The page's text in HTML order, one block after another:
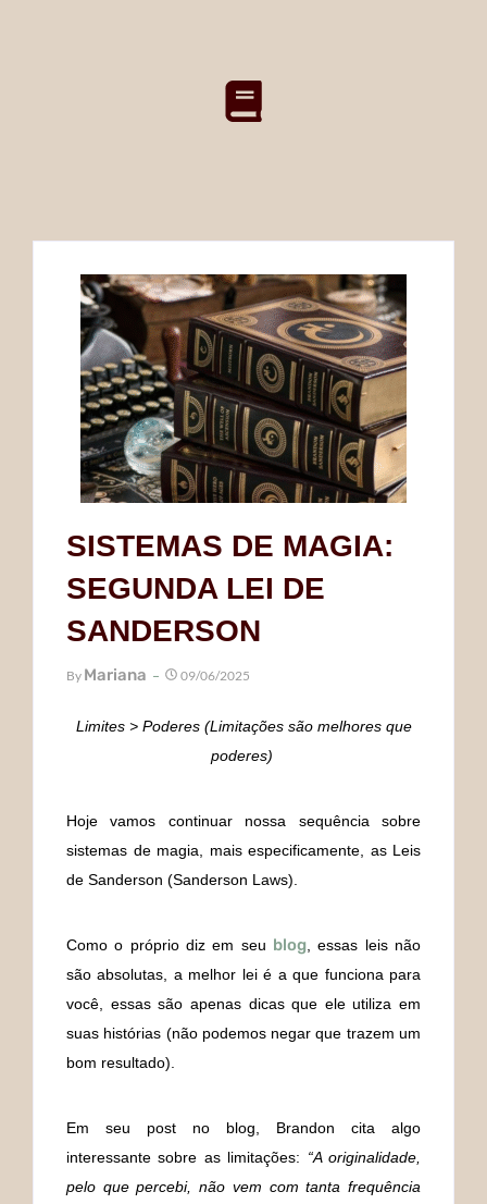
SISTEMAS DE MAGIA:
SEGUNDA LEI DE
SANDERSON
By Mariana 09/06/2025
Limites > Poderes (Limitações são melhores que
poderes)
Hoje vamos continuar nossa sequência sobre
sistemas de magia, mais especificamente, as Leis
de Sanderson (Sanderson Laws).
Como o próprio diz em seu blog , essas leis não
são absolutas, a melhor lei é a que funciona para
você, essas são apenas dicas que ele utiliza em
suas histórias (não podemos negar que trazem um
bom resultado).
Em seu post no blog, Brandon cita algo
interessante sobre as limitações: “A originalidade,
pelo que percebi, não vem com tanta frequência